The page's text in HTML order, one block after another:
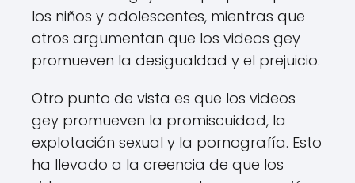
los niños y adolescentes, mientras que
otros argumentan que los videos gey
promueven la desigualdad y el prejuicio.
Otro punto de vista es que los videos
gey promueven la promiscuidad, la
explotación sexual y la pornografía. Esto
ha llevado a la creencia de que los